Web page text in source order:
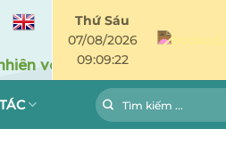
Thứ Sáu
07/08/2026
09:09:22